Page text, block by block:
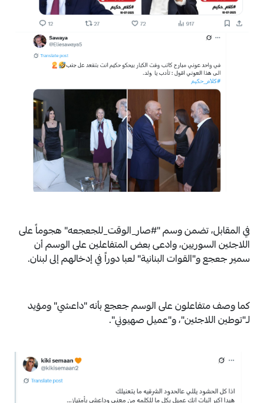
في المقابل، تضمن وسم "#صار_الوقت_للجعجعه" هجوماً على
اللاجئين السوريين، وادعى بعض المتفاعلين على الوسم أن
سمير جعجع و"القوات البنانية" لعبا دوراً في إدخالهم إلى لبنان.
كما وصف متفاعلون على الوسم جعجع بأنه "داعشي" ومؤيد
لـ"توطين اللاجئين"، و"عميل صهيوني".